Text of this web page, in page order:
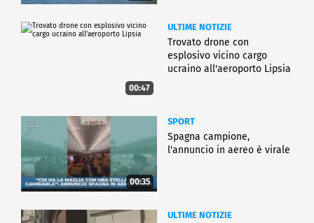
00:47
ULTIME NOTIZIE
Trovato drone con
esplosivo vicino cargo
ucraino all'aeroporto Lipsia
00:35
SPORT
Spagna campione,
l'annuncio in aereo è virale
ULTIME NOTIZIE